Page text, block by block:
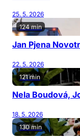
25. 5. 2026
124 min
Jan Pjena
22. 5. 2026
121 min
Nela Boudová,
18. 5. 2026
130 min